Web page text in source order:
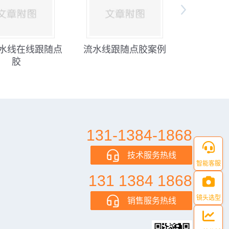
线在线跟随点
胶
流水线跟随点胶案例
131-1384-1868
技术服务热线
131 1384 1868
销售服务热线
智能客服
镜头选型